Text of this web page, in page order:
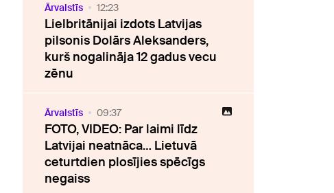
Ārvalstīs 12:23
Lielbritānijai izdots Latvijas
pilsonis Dolārs Aleksanders,
kurš nogalināja 12 gadus vecu
zēnu
Ārvalstīs 09:37
FOTO, VIDEO: Par laimi līdz
Latvijai neatnāca… Lietuvā
ceturtdien plosījies spēcīgs
negaiss